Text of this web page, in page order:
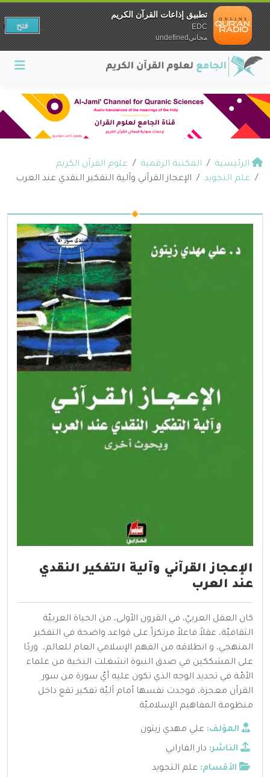
الرئيسية المكتبة الرقمية
علوم القرآن الكريم
علم التجويد
الإعجاز القرآني وآلية التفكير النقدي عند العرب
الإعجاز القرآني وآلية التفكير النقدي
عند العرب
كان العقل العربيّ، في القرون الأولى، من الحياة العربيّة
الثقافيّة، عقلاً فاعلاً مرتكزاً على قواعد واضحة في التفكير
المنهجي، و انطلاقه من الفهم الإسلامي العام للعالم،. وردًا
على المشككين في صدق النبوة انشغلت النخبة من علماء
الأمّة في تحديد الوجه الذي تكون عليه أيّ سورة من سور
القرآن معجزة، فوجدت نفسها أمام آليّة تفكير تقع داخل
منظومة المفاهيم الإسلاميّة.
المؤلف: علي مهدي زيتون
الناشر: دار الفارابي
الأقسام: علم التجويد
تطبيق إذاعات القرآن الكريم
EDC
مجانيundefined
فتح